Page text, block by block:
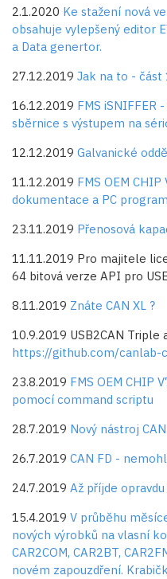
2.1.2020 Ke stažení nová
obsahuje vylepšený editor
a Data genertor.
27.12.2019 Jak na to - část
16.12.2019 FMS
sběrnice s výstupem na
12.12.2019 Galvanické
11.12.2019 FMS OEM
dokumentace a PC
23.11.2019 Přenosová
11.11.2019 Pro majitele
64 bitová verze API pro
8.11.2019 Znáte CAN XL ?
10.9.2019 USB2CAN
https://github.com/canlab-
23.8.2019 FMS OEM CHIP
pomocí command scriptu
28.7.2019 Nový nástroj
26.7.2019 CAN FD -
24.7.2019 Až příjde opravdu
15.4.2019 V průběhu
nových výrobků na vlasní
CAR2COM, CAR2BT,
novém zapouzdření.